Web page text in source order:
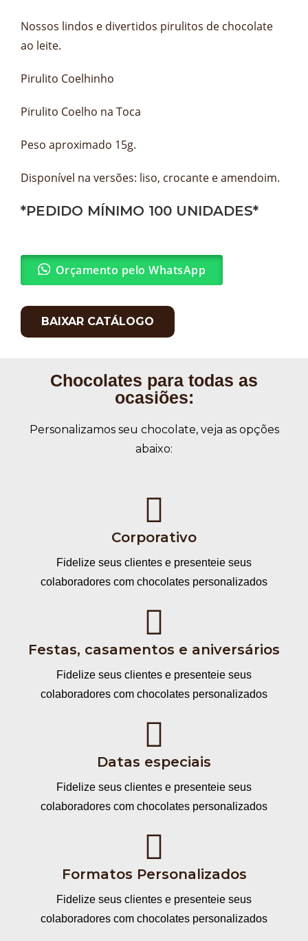
Nossos lindos e divertidos pirulitos de chocolate
ao leite.
Pirulito Coelhinho
Pirulito Coelho na Toca
Peso aproximado 15g.
Disponível na versões: liso, crocante e amendoim.
*PEDIDO MÍNIMO 100 UNIDADES*
Orçamento pelo WhatsApp
BAIXAR CATÁLOGO
Chocolates para todas as
ocasiões:
Personalizamos seu chocolate, veja as opções
abaixo:
Corporativo
Fidelize seus clientes e presenteie seus
colaboradores com chocolates personalizados
Festas, casamentos e aniversários
Fidelize seus clientes e presenteie seus
colaboradores com chocolates personalizados
Datas especiais
Fidelize seus clientes e presenteie seus
colaboradores com chocolates personalizados
Formatos Personalizados
Fidelize seus clientes e presenteie seus
colaboradores com chocolates personalizados